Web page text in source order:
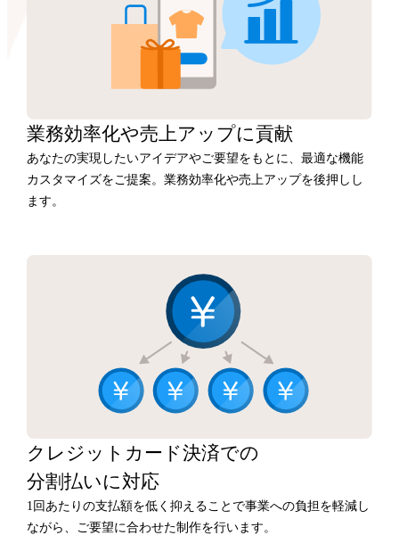
業務効率化や売上アップに貢献
あなたの実現したいアイデアやご要望をもとに、最適な機能
カスタマイズをご提案。業務効率化や売上アップを後押しし
ます。
クレジットカード決済での
分割払いに対応
1回あたりの支払額を低く抑えることで事業への負担を軽減し
ながら、ご要望に合わせた制作を行います。